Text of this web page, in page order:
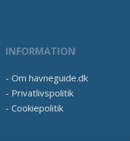
INFORMATION
Om havneguide.dk
Privatlivspolitik
Cookiepolitik